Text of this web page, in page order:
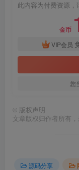
此内容为付费资源，
金币
VIP会员
您
© 版权声明
文章版权归作者所有，
源码分享